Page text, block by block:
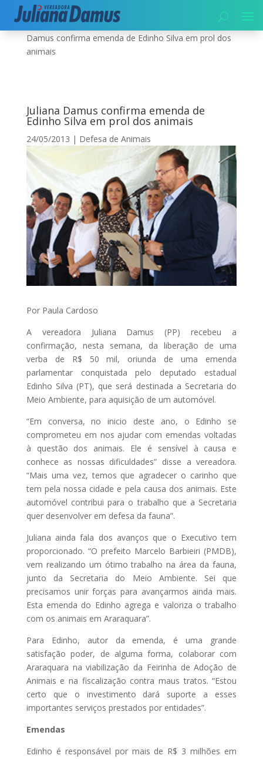
Início|Meio Ambiente|
Juliana
Damus confirma emenda de Edinho Silva em prol dos
animais
Juliana Damus confirma emenda de
Edinho Silva em prol dos animais
24/05/2013 | Defesa de Animais
Por Paula Cardoso
A vereadora Juliana Damus (PP) recebeu a
confirmação, nesta semana, da liberação de uma
verba de R$ 50 mil, oriunda de uma emenda
parlamentar conquistada pelo deputado estadual
Edinho Silva (PT), que será destinada a Secretaria do
Meio Ambiente, para aquisição de um automóvel.
“Em conversa, no inicio deste ano, o Edinho se
comprometeu em nos ajudar com emendas voltadas
à questão dos animais. Ele é sensível à causa e
conhece as nossas dificuldades” disse a vereadora.
“Mais uma vez, temos que agradecer o carinho que
tem pela nossa cidade e pela causa dos animais. Este
automóvel contribui para o trabalho que a Secretaria
quer desenvolver em defesa da fauna”.
Juliana ainda fala dos avanços que o Executivo tem
proporcionado. “O prefeito Marcelo Barbieiri (PMDB),
vem realizando um ótimo trabalho na área da fauna,
junto da Secretaria do Meio Ambiente. Sei que
precisamos unir forças para avançarmos ainda mais.
Esta emenda do Edinho agrega e valoriza o trabalho
com os animais em Araraquara”.
Para Edinho, autor da emenda, é uma grande
satisfação poder, de alguma forma, colaborar com
Araraquara na viabilização da Feirinha de Adoção de
Animais e na fiscalização contra maus tratos. “Estou
certo que o investimento dará suporte a esses
importantes serviços prestados por entidades”.
Emendas
Edinho é responsável por mais de R$ 3 milhões em